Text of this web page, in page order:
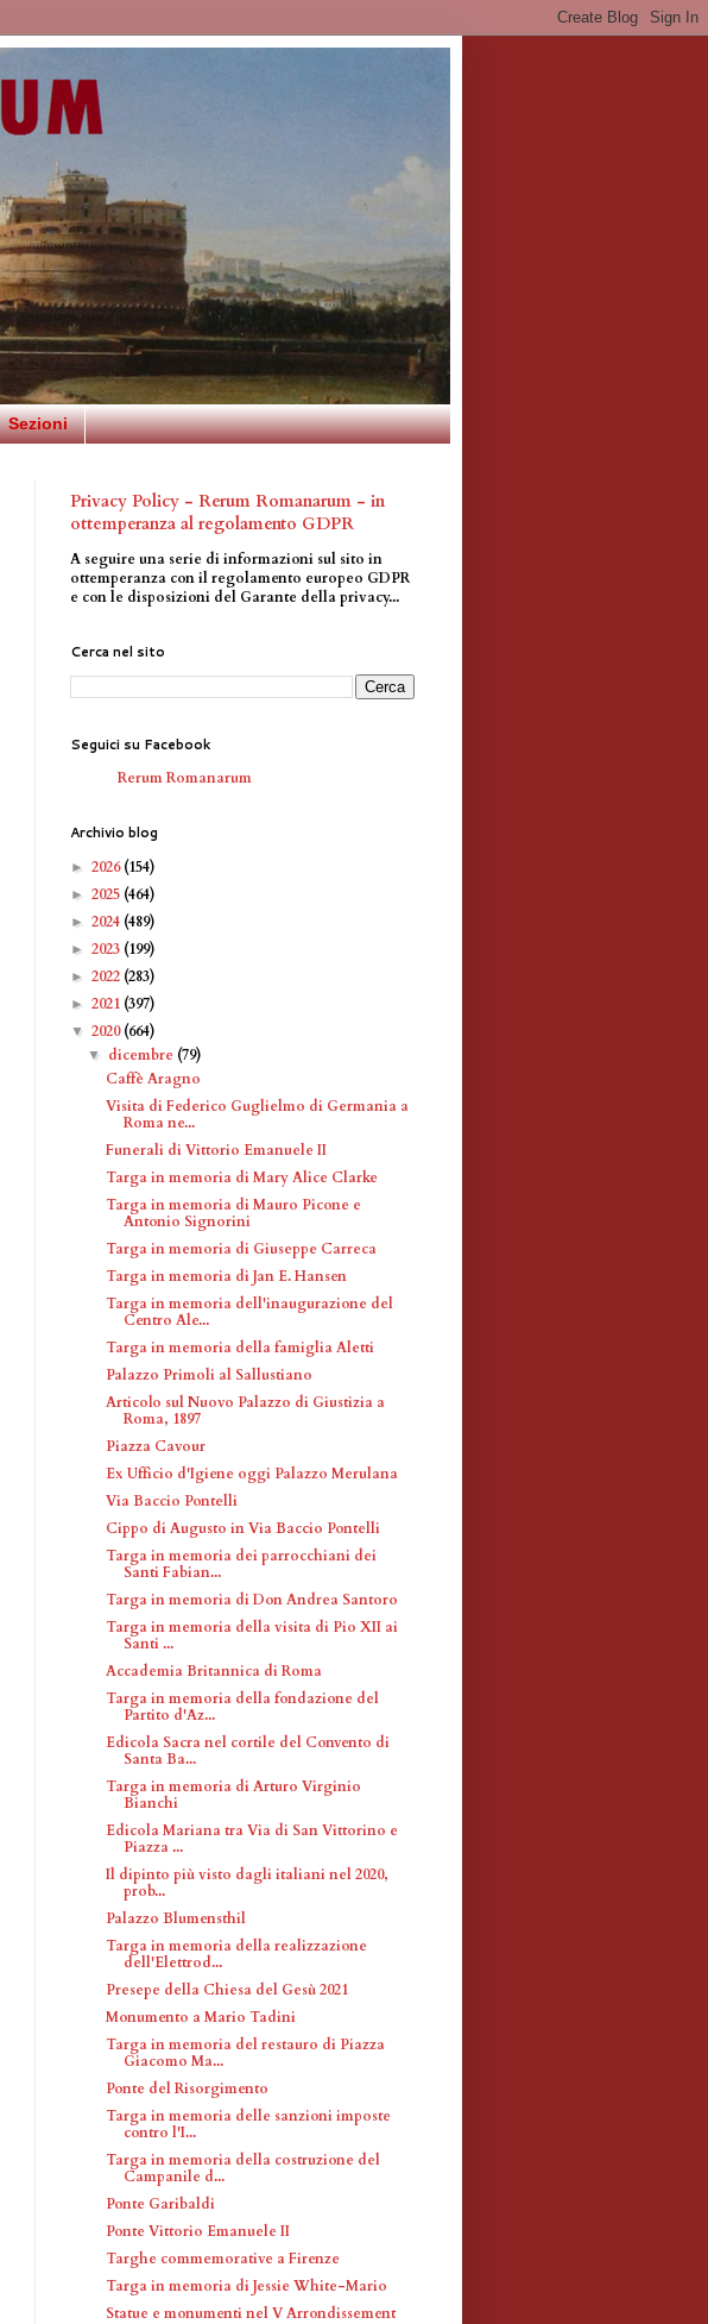
Sezioni
Privacy Policy - Rerum Romanarum - in
ottemperanza al regolamento GDPR
A seguire una serie di informazioni sul sito in
ottemperanza con il regolamento europeo GDPR
e con le disposizioni del Garante della privacy...
Cerca nel sito
Seguici su Facebook
Rerum Romanarum
Archivio blog
► 2026(154)
► 2025 (464)
► 2024 (489)
► 2023 (199)
► 2022 (283)
► 2021 (397)
▼ 2020(664)
▼ dicembre (79)
Caffè Aragno
Visita di Federico Guglielmo di Germania a
Roma ne...
Funerali di Vittorio Emanuele II
Targa in memoria di Mary Alice Clarke
Targa in memoria di Mauro Picone e
Antonio Signorini
Targa in memoria di Giuseppe Carreca
Targa in memoria di Jan E. Hansen
Targa in memoria dell'inaugurazione del
Centro Ale...
Targa in memoria della famiglia Aletti
Palazzo Primoli al Sallustiano
Articolo sul Nuovo Palazzo di Giustizia a
Roma, 1897
Piazza Cavour
Ex Ufficio d'Igiene oggi Palazzo Merulana
Via Baccio Pontelli
Cippo di Augusto in Via Baccio Pontelli
Targa in memoria dei parrocchiani dei
Santi Fabian...
Targa in memoria di Don Andrea Santoro
Targa in memoria della visita di Pio XII ai
Santi ...
Accademia Britannica di Roma
Targa in memoria della fondazione del
Partito d'Az...
Edicola Sacra nel cortile del Convento di
Santa Ba...
Targa in memoria di Arturo Virginio
Bianchi
Edicola Mariana tra Via di San Vittorino e
Piazza ...
Il dipinto più visto dagli italiani nel 2020,
prob...
Palazzo Blumensthil
Targa in memoria della realizzazione
dell'Elettrod...
Presepe della Chiesa del Gesù 2021
Monumento a Mario Tadini
Targa in memoria del restauro di Piazza
Giacomo Ma...
Ponte del Risorgimento
Targa in memoria delle sanzioni imposte
contro l'I...
Targa in memoria della costruzione del
Campanile d...
Ponte Garibaldi
Ponte Vittorio Emanuele II
Targhe commemorative a Firenze
Targa in memoria di Jessie White-Mario
Statue e monumenti nel V Arrondissement